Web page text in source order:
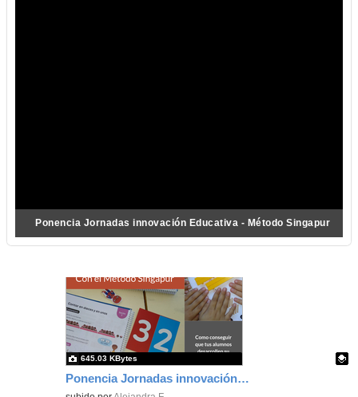
Ponencia Jornadas innovación Educativa - Método Singapur
Ponencia Jornadas innovación Educativa - Método Singapur
645.03 KBytes